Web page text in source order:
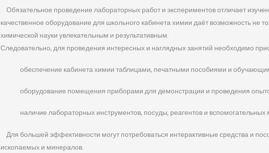
Обязательное проведение лабораторных работ и экспериментов отличает
качественное оборудование для школьного кабинета химии даёт возможность не
химической науки увлекательным и результативным.
Следовательно, для проведения интересных и наглядных занятий необходимо
обеспечение кабинета химии таблицами, печатными пособиями и
оборудование помещения приборами для демонстрации и проведения
наличие лабораторных инструментов, посуды, реагентов и вспомогательных
Для большей эффективности могут потребоваться интерактивные средства и
ископаемых и минералов.